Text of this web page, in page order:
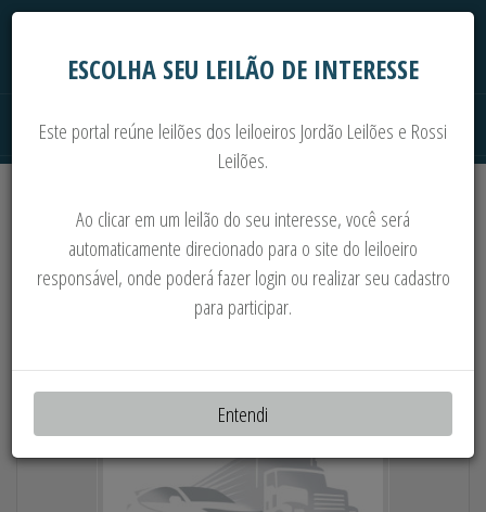
Imoveis Máquinas Sucata
GOL * KOMBI * L200 * VW 7100 * MB1618 *
F400 * MB ACCELO * TRATOR MF265 *
ESCOLHA SEU LEILÃO DE INTERESSE
Este portal reúne leilões dos leiloeiros Jordão Leilões e Rossi
Leilões.
Ao clicar em um leilão do seu interesse, você será
automaticamente direcionado para o site do leiloeiro
responsável, onde poderá fazer login ou realizar seu cadastro
para participar.
Entendi